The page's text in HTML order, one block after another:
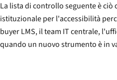
La lista di controllo seguente è ciò
istituzionale per l'accessibilità
buyer LMS, il team IT centrale,
quando un nuovo strumento è in